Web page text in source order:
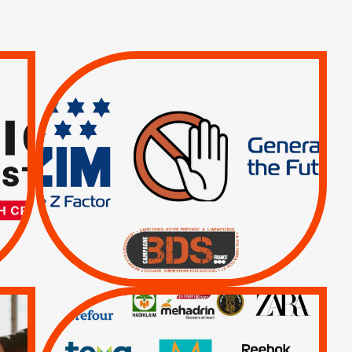
INTERNATIONAL ?
TRUMP, MACRON :
MÊME COMBAT
| Actus |
| Boycott militaire |
Lettres d'interpellation
QUE BOYCOTTER ?
BOYCOTT DÉSINVESTISSEMENT